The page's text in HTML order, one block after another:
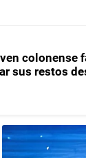
colonense
sus restos